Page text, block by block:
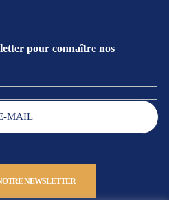
pour connaître nos